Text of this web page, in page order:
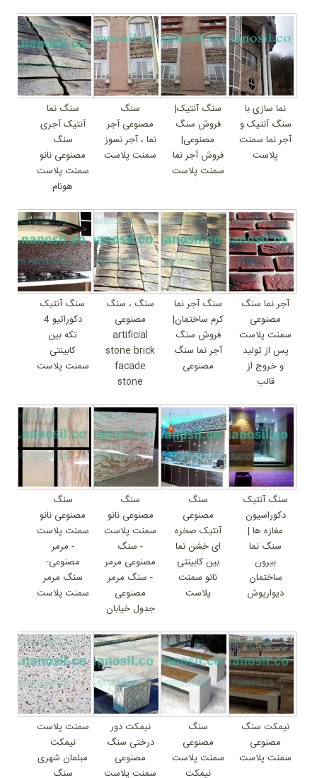
نما سازی با
سنگ آنتیک و
آجر نما سمنت
پلاست
سنگ آنتیک|
فروش سنگ
مصنوعی|
فروش آجر نما
سمنت پلاست
سنگ
مصنوعی آجر
نما ، آجر نسوز
سمنت پلاست
سنگ نما
آنتیک آجری
سنگ
مصنوعی نانو
سمنت پلاست
هونام
آجر نما سنگ
مصنوعی
سمنت پلاست
پس از تولید
و خروج از
قالب
سنگ آجر نما
کرم ساختمان|
فروش سنگ
آجر نما سنگ
مصنوعی
سنگ ، سنگ
مصنوعی
artificial
stone brick
facade
stone
سنگ آنتیک
دکوراتیو 4
تکه بین
کابینتی
سمنت پلاست
سنگ آنتیک
دکوراسیون
مغازه ها |
سنگ نما
بیرون
ساختمان
دیوارپوش
سنگ
مصنوعی
آنتیک صخره
ای خشن نما
بین کابینتی
نانو سمنت
پلاست
سنگ
مصنوعی نانو
سمنت پلاست
- سنگ
مصنوعی مرمر
- سنگ مرمر
مصنوعی
جدول خیابان
سنگ
مصنوعی نانو
سمنت پلاست
- مرمر
مصنوعی-
سنگ مرمر
سمنت پلاست
نیمکت سنگ
مصنوعی
سمنت پلاست
سنگ
مصنوعی
سمنت پلاست
نیمکت
نیمکت دور
درختی سنگ
مصنوعی
سمنت پلاست
سمنت پلاست
نیمکت
مبلمان شهری
سنگ